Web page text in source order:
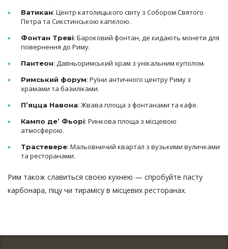
Ватикан: Центр католицького світу з Собором Святого
Петра та Сикстинською капелою.
Фонтан Треві: Бароковий фонтан, де кидають монети для
повернення до Риму.
Пантеон: Давньоримський храм з унікальним куполом.
Римський форум: Руїни античного центру Риму з
храмами та базиліками.
П’яцца Навона: Жвава площа з фонтанами та кафе.
Кампо де’ Фьорі: Ринкова площа з місцевою
атмосферою.
Трастевере: Мальовничий квартал з вузькими вуличками
та ресторанами.
Рим також славиться своєю кухнею — спробуйте пасту
карбонара, піцу чи тирамісу в місцевих ресторанах.